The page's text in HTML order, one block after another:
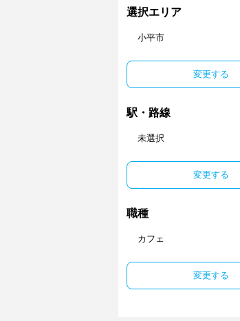
選択エリア
小平市
変更する
駅・路線
未選択
変更する
職種
カフェ
変更する